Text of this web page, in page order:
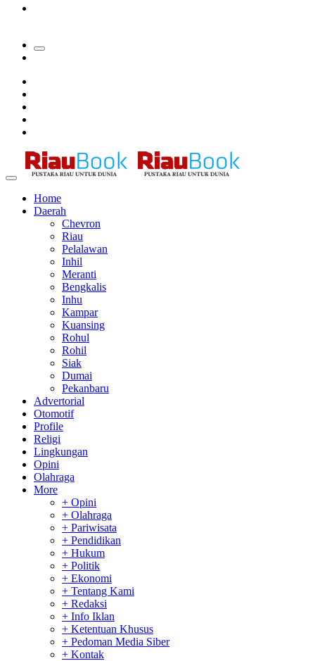
Home
Daerah
Chevron
Riau
Pelalawan
Inhil
Meranti
Bengkalis
Inhu
Kampar
Kuansing
Rohul
Rohil
Siak
Dumai
Pekanbaru
Advertorial
Otomotif
Profile
Religi
Lingkungan
Opini
Olahraga
More
+ Opini
+ Olahraga
+ Pariwisata
+ Pendidikan
+ Hukum
+ Politik
+ Ekonomi
+ Tentang Kami
+ Redaksi
+ Info Iklan
+ Ketentuan Khusus
+ Pedoman Media Siber
+ Kontak